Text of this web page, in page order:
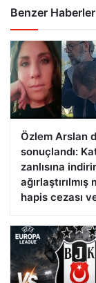
Benzer Haberler
Özlem Arslan
sonuçlandı:
zanlısına
ağırlaştırılmış
hapis cezası